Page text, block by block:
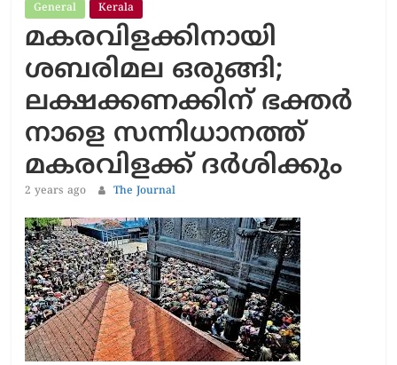
Unfolding
The
General Kerala
മകരവിളക്കിനായി
ശബരിമല ഒരുങ്ങി;
ലക്ഷക്കണക്കിന് ഭക്തർ
നാളെ സന്നിധാനത്ത്
മകരവിളക്ക് ദർശിക്കും
2 years ago The Journal